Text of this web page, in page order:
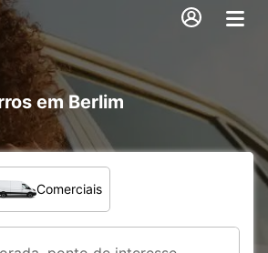
em Berlim
pretende?
Comerciais